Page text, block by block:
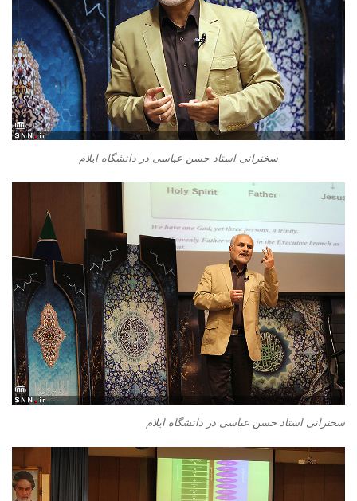
سخنرانی استاد حسن عباسی در دانشگاه ایلام
سخنرانی استاد حسن عباسی در دانشگاه ایلام